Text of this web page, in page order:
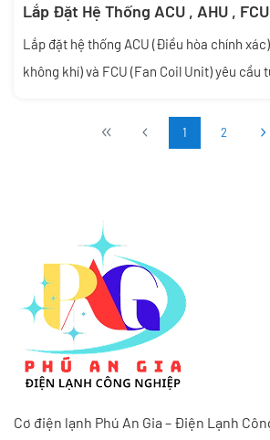
Lắp Đặt Hệ Thống ACU , AHU , FCU
Lắp đặt hệ thống ACU (Điều hòa chính
không khí) và FCU (Fan Coil Unit) yêu cầu
cách nhiệt và hệ thống điều khiển để đảm
sạch. Quy trình chung bao gồm định vị, cố
1 2
Cơ điện lạnh Phú An Gia – Điện Lạnh